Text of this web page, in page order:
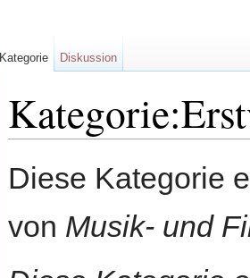
Diese Kategorie
von Musik- und
Kategorie Diskussion